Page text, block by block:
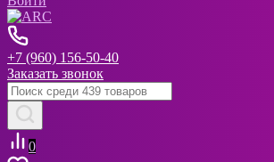
+7 (960) 156-50-40
Заказать звонок
0